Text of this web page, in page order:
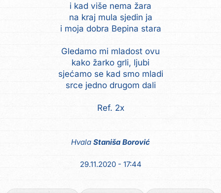
i kad više nema žara
na kraj mula sjedin ja
i moja dobra Bepina stara
Gledamo mi mladost ovu
kako žarko grli, ljubi
sjećamo se kad smo mladi
srce jedno drugom dali
Ref. 2x
Hvala Staniša Borović
29.11.2020 - 17:44